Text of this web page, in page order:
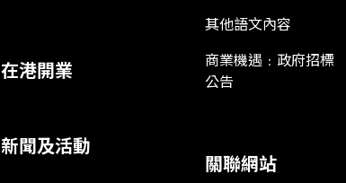
在港開業
新聞及活動
其他語文內容
商業機遇﹕政府招標
公告
關聯網站